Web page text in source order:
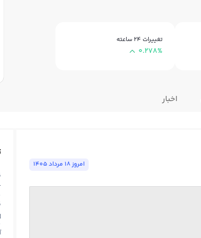
تغییرات ۲۴ ساعته
0.278%
اخبار
امروز ١٨ مرداد ١٤٠٥